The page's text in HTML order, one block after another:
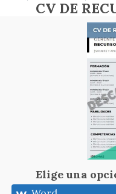
CV DE
Elige una